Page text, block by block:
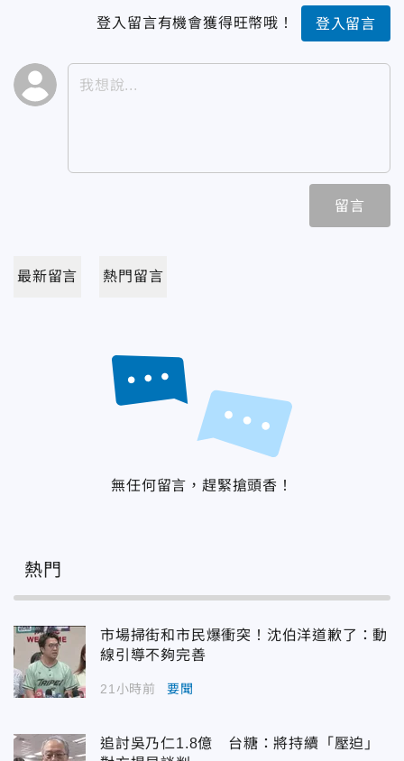
登入留言有機會獲得旺幣哦！ 登入留言
留言
最新留言 熱門留言
無任何留言，趕緊搶頭香！
熱門
市場掃街和市民爆衝突！沈伯洋道歉了：動
線引導不夠完善
21小時前 要聞
追討吳乃仁1.8億 台糖：將持續「壓迫」